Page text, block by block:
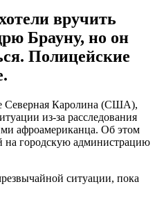
вручить
Брауну, но он
Полицейские
Северная Каролина (США),
из-за расследования
афроамериканца. Об этом
на городскую администрацию
ситуации, пока